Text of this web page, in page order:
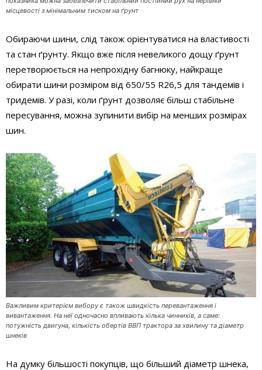
місцевості з мінімальним тиском на ґрунт
Обираючи шини, слід також орієнтуватися на властивості
та стан ґрунту. Якщо вже після невеликого дощу ґрунт
перетворюється на непрохідну багнюку, найкраще
обирати шини розміром від 650/55 R26,5 для тандемів і
тридемів. У разі, коли ґрунт дозволяє більш стабільне
пересування, можна зупинити вибір на менших розмірах
шин.
Важливим критерієм вибору є також швидкість перевантаження і
вивантаження. На неї одночасно впливають кілька чинників, а саме:
потужність двигуна, кількість обертів ВВП трактора за хвилину та діаметр
шнеків
На думку більшості покупців, що більший діаметр шнека,